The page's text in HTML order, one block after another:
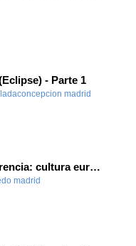
- Parte 1
madrid
Viaje a Roma y Florencia: cultura europea para 2º de Bachillerato en diciembre 2025
madrid